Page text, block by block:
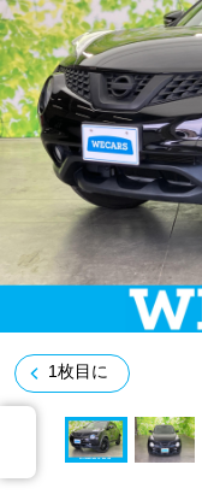
車検料金・
品質管理と
お役立ち
お問い合
企業情
1枚目に